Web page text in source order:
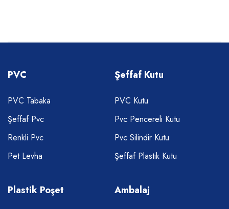
PVC
PVC Tabaka
Şeffaf Pvc
Renkli Pvc
Pet Levha
Şeffaf Kutu
PVC Kutu
Pvc Pencereli Kutu
Pvc Silindir Kutu
Şeffaf Plastik Kutu
Plastik Poşet Ambalaj